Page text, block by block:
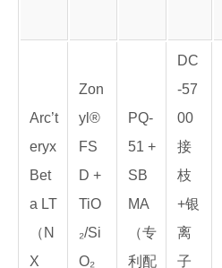
Arc’t
eryx
Bet
a LT
（N
X
Zon
yl®
FS
D +
TiO
₂/Si
O₂
PQ-
51 +
SB
MA
（专
利配
DC
-57
00
接
枝
+银
离
子